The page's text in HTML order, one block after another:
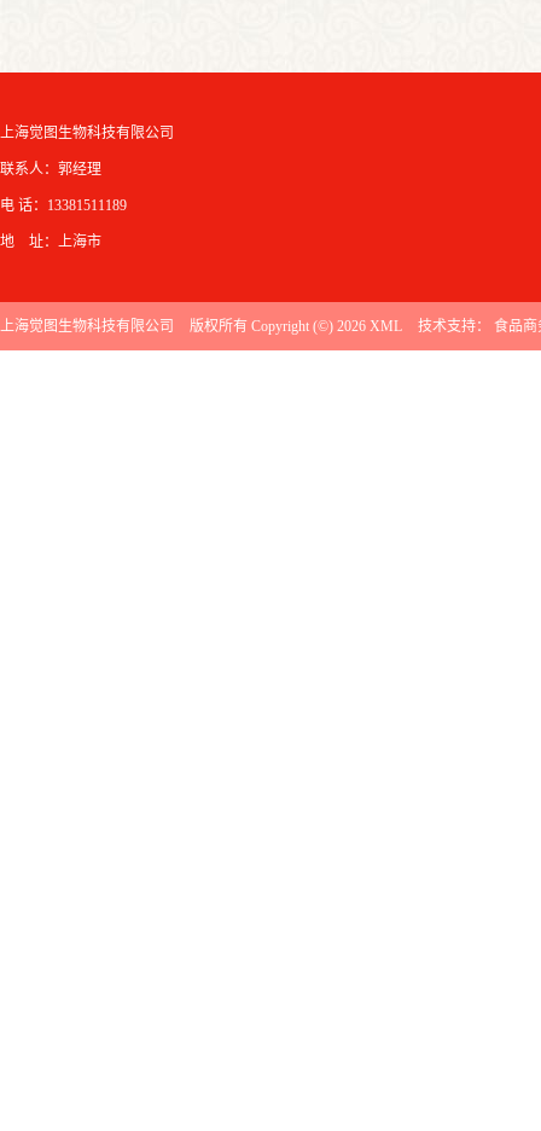
上海觉图生物科技有限公司
联系人：郭经理
电 话：13381511189
地 址：上海市
上海觉图生物科技有限公司 版权所有 Copyright (©) 2026 XML 技术支持： 食品商